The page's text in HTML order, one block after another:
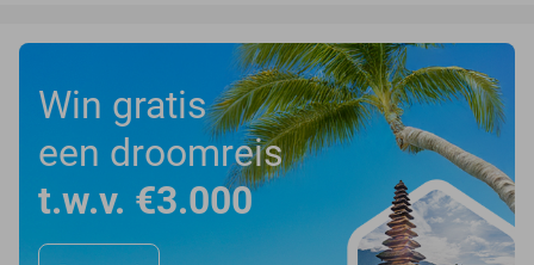
Win gratis
een droomreis
t.w.v. €3.000